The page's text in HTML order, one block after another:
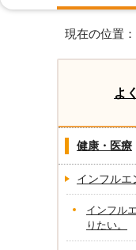
現在の位置：
よ
健康・医療
インフルエ
インフル
りたい。